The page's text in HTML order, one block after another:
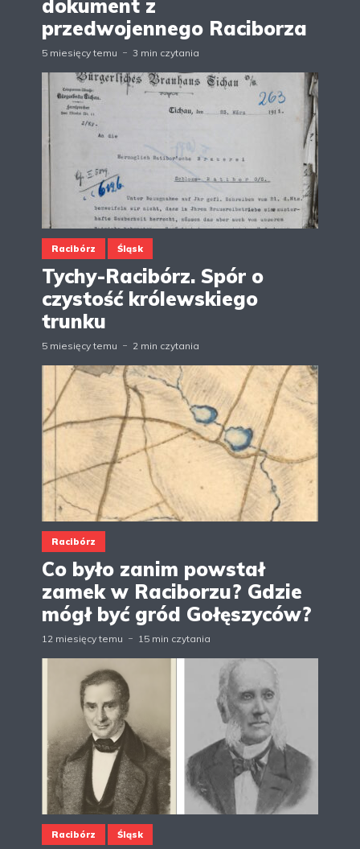
dokument z
przedwojennego Raciborza
5 miesięcy temu 3 min czytania
Racibórz Śląsk
Tychy-Racibórz. Spór o
czystość królewskiego
trunku
5 miesięcy temu 2 min czytania
Racibórz
Co było zanim powstał
zamek w Raciborzu? Gdzie
mógł być gród Gołęszyców?
12 miesięcy temu 15 min czytania
Racibórz Śląsk